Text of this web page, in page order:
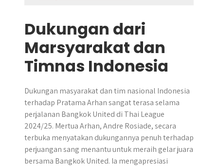
Dukungan dari
Marsyarakat dan
Timnas Indonesia
Dukungan masyarakat dan tim nasional Indonesia
terhadap Pratama Arhan sangat terasa selama
perjalanan Bangkok United di Thai League
2024/25. Mertua Arhan, Andre Rosiade, secara
terbuka menyatakan dukungannya penuh terhadap
perjuangan sang menantu untuk meraih gelar juara
bersama Bangkok United. Ia mengapresiasi